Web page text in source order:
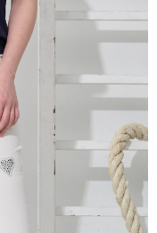
每月結算日後寄送繳費提
台灣大直營門市／銀行轉
簡稱本公司）所提供，讓
並由商店將買賣／分期付款
繳交帳款。
目的，商店將以您的個人
進項蒐集、處理及利用，
、核對及更正。
oppay.tw/userRule
轉至「AFTEE先享後付」
結帳。
連結，可透過四大超商／
易完成。
若您需要取消訂單，請聯絡
為有效，需透過AFTEE先享
頁面顯示為準，若有關於
，請聯繫「AFTEE先享後付
support/home